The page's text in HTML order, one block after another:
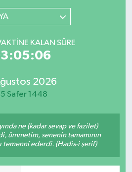
KALAN SÜRE
2026
Safer 1448
ne (kadar sevap ve fazilet)
ümmetim, senenin tamamının
temenni ederdi. (Hadis-i şerif)